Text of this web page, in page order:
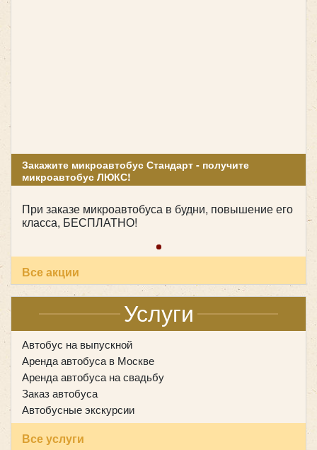
Закажите микроавтобус Стандарт - получите
микроавтобус ЛЮКС!
При заказе микроавтобуса в будни, повышение его
класса, БЕСПЛАТНО!
Все акции
Услуги
Автобус на выпускной
Аренда автобуса в Москве
Аренда автобуса на свадьбу
Заказ автобуса
Автобусные экскурсии
Все услуги
Количество мест: 53
Класс:туристический
Цена от: